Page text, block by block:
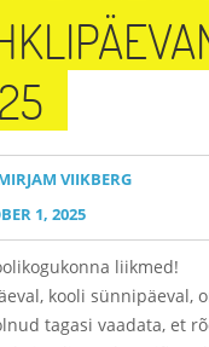
VIIKBERG
1, 2025
kooli sünnipäeval,
tagasi vaadata, et